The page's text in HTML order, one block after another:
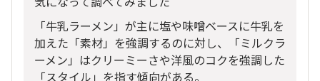
「牛乳ラーメン」が主に塩や味噌ベースに牛乳を
加えた「素材」を強調するのに対し、「ミルクラ
ーメン」はクリーミーさや洋風のコクを強調した
「スタイル」を指す傾向がある。